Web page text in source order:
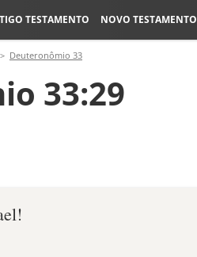
TESTAMENTO NOVO TESTAMENTO
Deuteronômio 33
33:29